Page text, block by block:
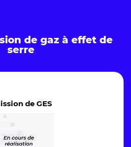
de gaz à effet de
serre
de GES